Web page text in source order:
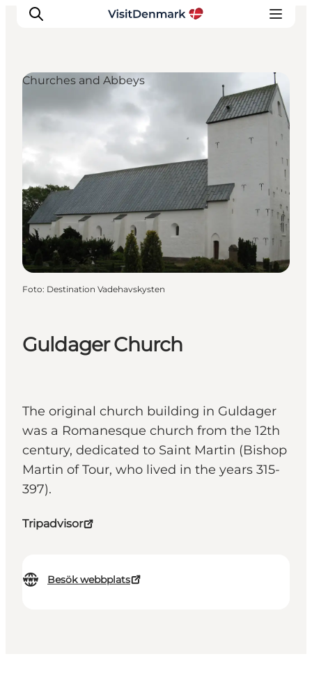
Inspiration
Aktiviteter
Övernatta
Planera resan
Guldager Church
The original church building in Guldager
was a Romanesque church from the 12th
century, dedicated to Saint Martin (Bishop
Martin of Tour, who lived in the years 315-
397).
Tripadvisor
Besök webbplats
Churches and Abbeys
Foto: Destination Vadehavskysten